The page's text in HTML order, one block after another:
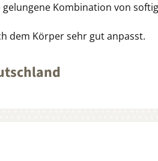
Kombination von
dem Körper sehr gut anpasst.